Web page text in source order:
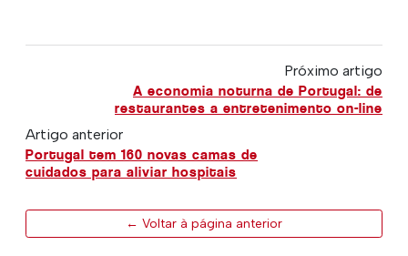
Próximo artigo
A economia noturna de Portugal: de
restaurantes a entretenimento on-line
Artigo anterior
Portugal tem 160 novas camas de
cuidados para aliviar hospitais
← Voltar à página anterior